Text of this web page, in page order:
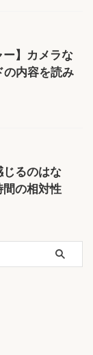
ー】カメラな
内容を読み
じるのはな
の相対性